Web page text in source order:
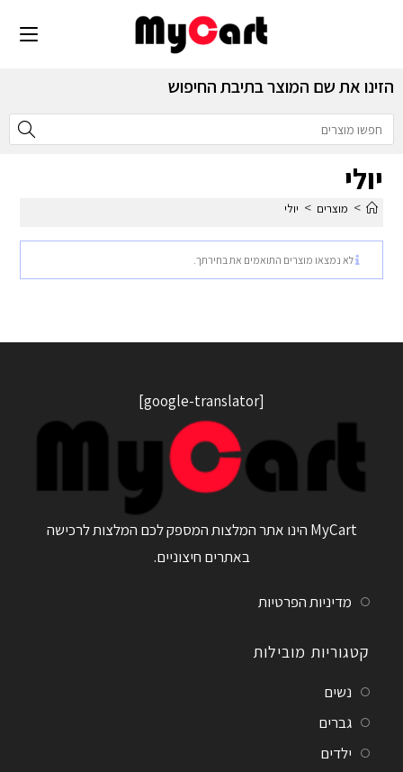
הזינו את שם המוצר בתיבת החיפוש
יולי
> מוצרים > יולי
לא נמצאו מוצרים התואמים את בחירתך.
[google-translator]
MyCart הינו אתר המלצות המספק לכם המלצות לרכישה
באתרים חיצוניים.
מדיניות הפרטיות
קטגוריות מובילות
נשים
גברים
ילדים